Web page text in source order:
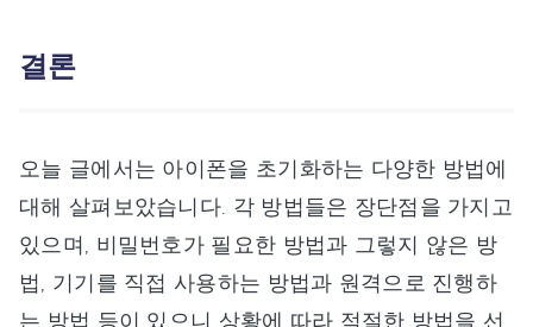
결론
오늘 글에서는 아이폰을 초기화하는 다양한 방법에
대해 살펴보았습니다. 각 방법들은 장단점을 가지고
있으며, 비밀번호가 필요한 방법과 그렇지 않은 방
법, 기기를 직접 사용하는 방법과 원격으로 진행하
는 방법 등이 있으니 상황에 따라 적절한 방법을 선